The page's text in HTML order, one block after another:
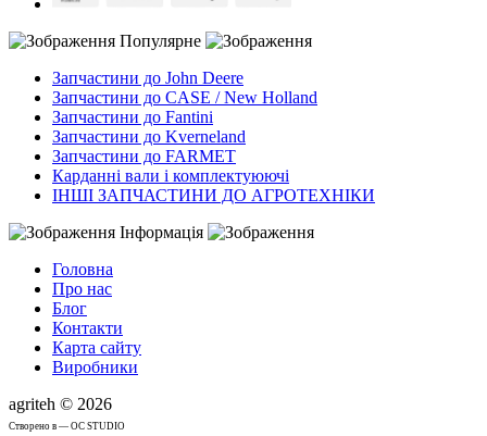
Популярне
Запчастини до John Deere
Запчастини до CASE / New Holland
Запчастини до Fantini
Запчастини до Kverneland
Запчастини до FARMET
Карданні вали і комплектуюючі
ІНШІ ЗАПЧАСТИНИ ДО АГРОТЕХНІКИ
Інформація
Головна
Про нас
Блог
Контакти
Карта сайту
Виробники
agriteh © 2026
Cтворено в — OC STUDIO